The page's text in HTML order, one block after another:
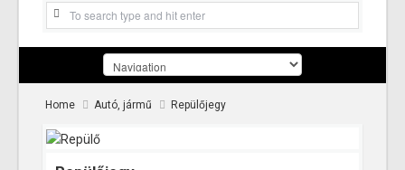
Home Autó, jármű Repülőjegy